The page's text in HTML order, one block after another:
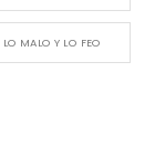
MALO Y LO FEO